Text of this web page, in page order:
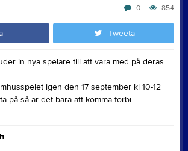
854
0
Tweeta
in nya spelare till att vara med på deras
igen den 17 september kl 10-12
på så är det bara att komma förbi.